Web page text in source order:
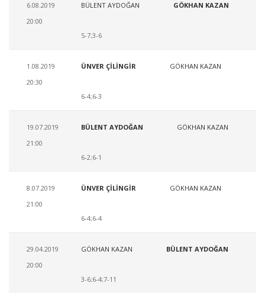
6.08.2019
20:00
BÜLENT AYDOĞAN GÖKHAN KAZAN
5-7;3-6
1.08.2019
20:30
ÜNVER ÇİLİNGİR GÖKHAN KAZAN
6-4;6-3
19.07.2019
21:00
BÜLENT AYDOĞAN GÖKHAN KAZAN
6-2;6-1
8.07.2019
21:00
ÜNVER ÇİLİNGİR GÖKHAN KAZAN
6-4;6-4
29.04.2019
20:00
GÖKHAN KAZAN BÜLENT AYDOĞAN
3-6;6-4;7-11